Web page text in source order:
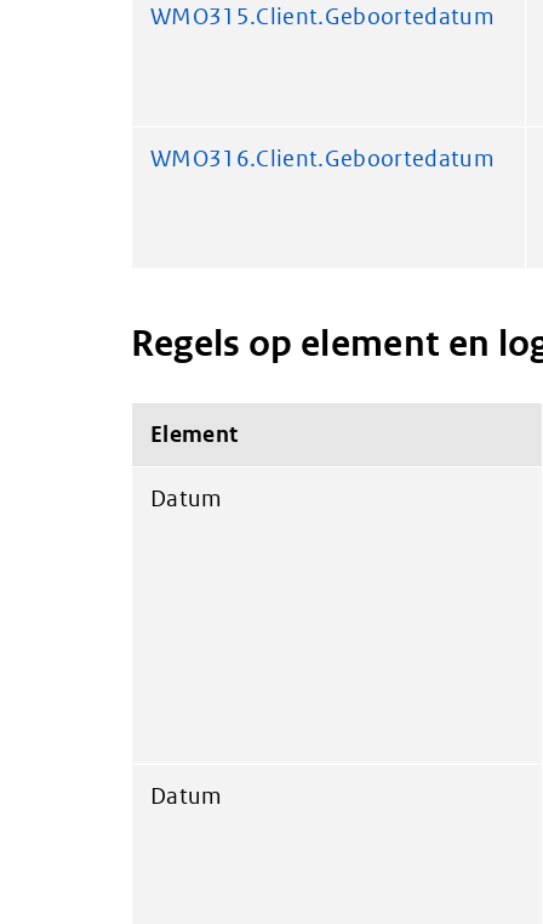
WMO315.Client.Geboortedatum
WMO316.Client.Geboortedatum
Regels op element en
Element
Datum
Datum